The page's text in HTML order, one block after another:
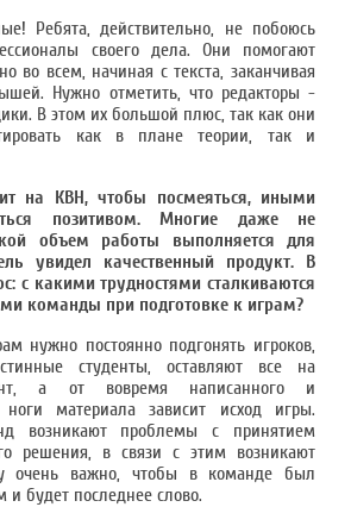
Ребята, действительно, не побоюсь
своего дела. Они помогают
во всем, начиная с текста, заканчивая
Нужно отметить, что редакторы -
В этом их большой плюс, так как они
как в плане теории, так и
на КВН, чтобы посмеяться, иными
позитивом. Многие даже не
объем работы выполняется для
увидел качественный продукт. В
с какими трудностями сталкиваются
команды при подготовке к играм?
нужно постоянно подгонять игроков,
студенты, оставляют все на
а от вовремя написанного и
ноги материала зависит исход игры.
возникают проблемы с принятием
решения, в связи с этим возникают
очень важно, чтобы в команде был
и будет последнее слово.